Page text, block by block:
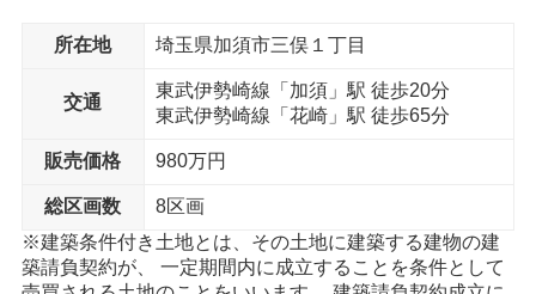
十善病院 まで13分
所在地 埼玉県加須市三俣１丁目
交通
東武伊勢崎線「加須」駅 徒歩20分
東武伊勢崎線「花崎」駅 徒歩65分
販売価格 980万円
総区画数
8区画
※建築条件付き土地とは、その土地に建築する建物の建
築請負契約が、 一定期間内に成立することを条件として